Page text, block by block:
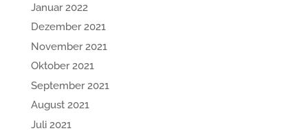
Januar 2022
Dezember 2021
November 2021
Oktober 2021
September 2021
August 2021
Juli 2021